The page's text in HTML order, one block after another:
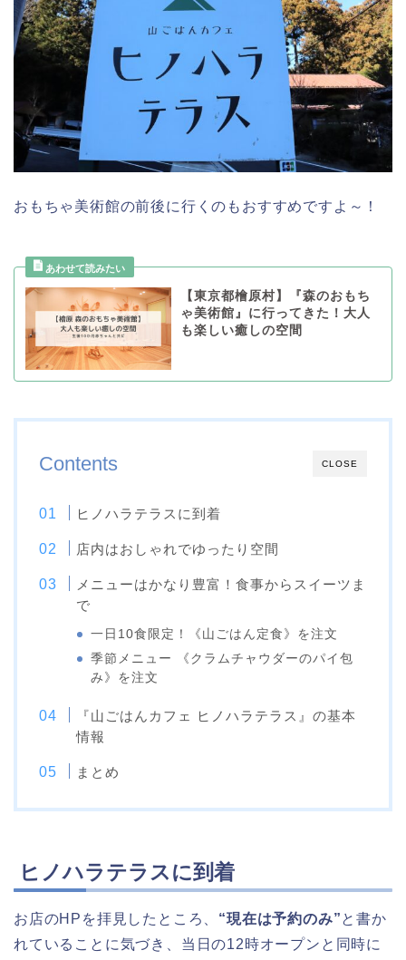
おもちゃ美術館の前後に行くのもおすすめですよ～！
【東京都檜原村】『森のおもち
ゃ美術館』に行ってきた！大人
も楽しい癒しの空間
CLOSE
Contents
ヒノハラテラスに到着
店内はおしゃれでゆったり空間
メニューはかなり豊富！食事からスイーツま
で
一日10食限定！《山ごはん定食》を注文
季節メニュー 《クラムチャウダーのパイ包
み》を注文
『山ごはんカフェ ヒノハラテラス』の基本
情報
まとめ
ヒノハラテラスに到着
お店のHPを拝見したところ、 “現在は予約のみ”と書か
れていることに気づき、当日の12時オープンと同時に